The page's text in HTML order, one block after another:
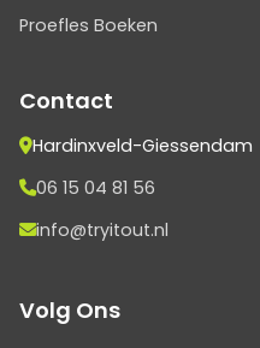
Proefles Boeken
Contact
Hardinxveld-Giessendam
06 15 04 81 56
info@tryitout.nl
Volg Ons